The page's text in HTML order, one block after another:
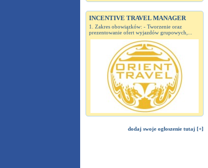
INCENTIVE TRAVEL MANAGER
1. Zakres obowiązków: - Tworzenie oraz
prezentowanie ofert wyjazdów grupowych,...
dodaj swoje ogłoszenie tutaj [+]